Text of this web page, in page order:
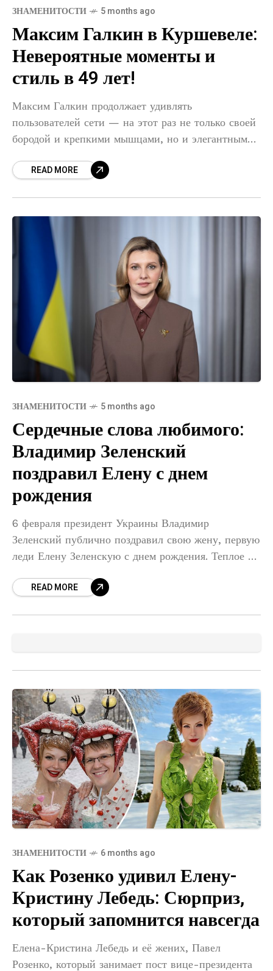
ЗНАМЕНИТОСТИ 5 months ago
Максим Галкин в Куршевеле:
Невероятные моменты и
стиль в 49 лет!
Максим Галкин продолжает удивлять
пользователей сети — на этот раз не только своей
бородой и крепкими мышцами, но и элегантным
Instagram новой серией фотографий
READ MORE
ЗНАМЕНИТОСТИ 5 months ago
Сердечные слова любимого:
Владимир Зеленский
поздравил Елену с днем
рождения
6 февраля президент Украины Владимир
Зеленский публично поздравил свою жену, первую
леди Елену Зеленскую с днем рождения. Теплое и
государства разместил в социальных
READ MORE
ЗНАМЕНИТОСТИ 6 months ago
Как Розенко удивил Елену-
Кристину Лебедь: Сюрприз,
который запомнится навсегда
Елена-Кристина Лебедь и её жених, Павел
Розенко, который занимает пост вице-президента